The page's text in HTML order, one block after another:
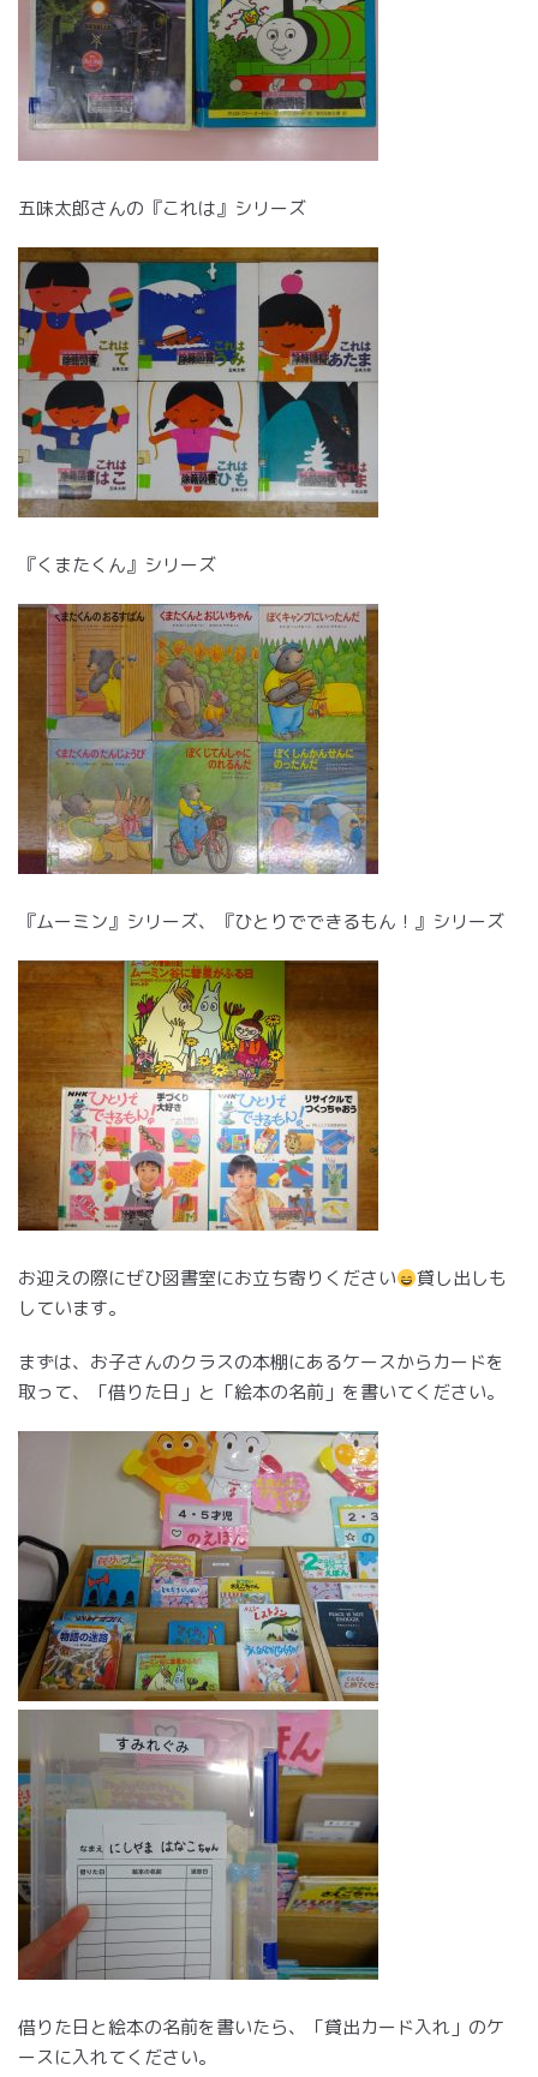
五味太郎さんの『これは』シリーズ
『くまたくん』シリーズ
『ムーミン』シリーズ、『ひとりでできるもん！』シリーズ
お迎えの際にぜひ図書室にお立ち寄りください
貸し出しも
しています。
まずは、お子さんのクラスの本棚にあるケースからカードを
取って、「借りた日」と「絵本の名前」を書いてください。
借りた日と絵本の名前を書いたら、「貸出カード入れ」のケ
ースに入れてください。